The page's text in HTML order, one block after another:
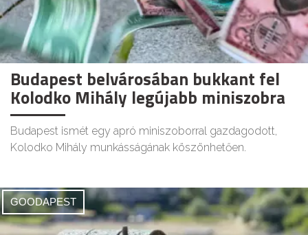
Budapest belvárosában bukkant fel
Kolodko Mihály legújabb miniszobra
Budapest ismét egy apró miniszoborral gazdagodott,
Kolodko Mihály munkásságának köszönhetően.
GOODAPEST